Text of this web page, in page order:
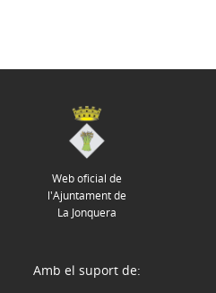
Web oficial de
l'Ajuntament de
La Jonquera
Amb el suport de: